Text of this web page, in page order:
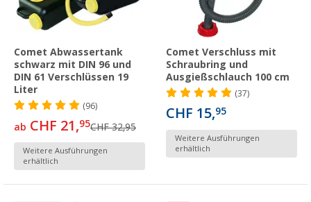
Comet Abwassertank
schwarz mit DIN 96 und
DIN 61 Verschlüssen 19
Liter
(96)
ab CHF 21,95CHF 32,95
Weitere Ausführungen
erhältlich
Comet Verschluss mit
Schraubring und
Ausgießschlauch 100 cm
(37)
CHF 15,95
Weitere Ausführungen
erhältlich